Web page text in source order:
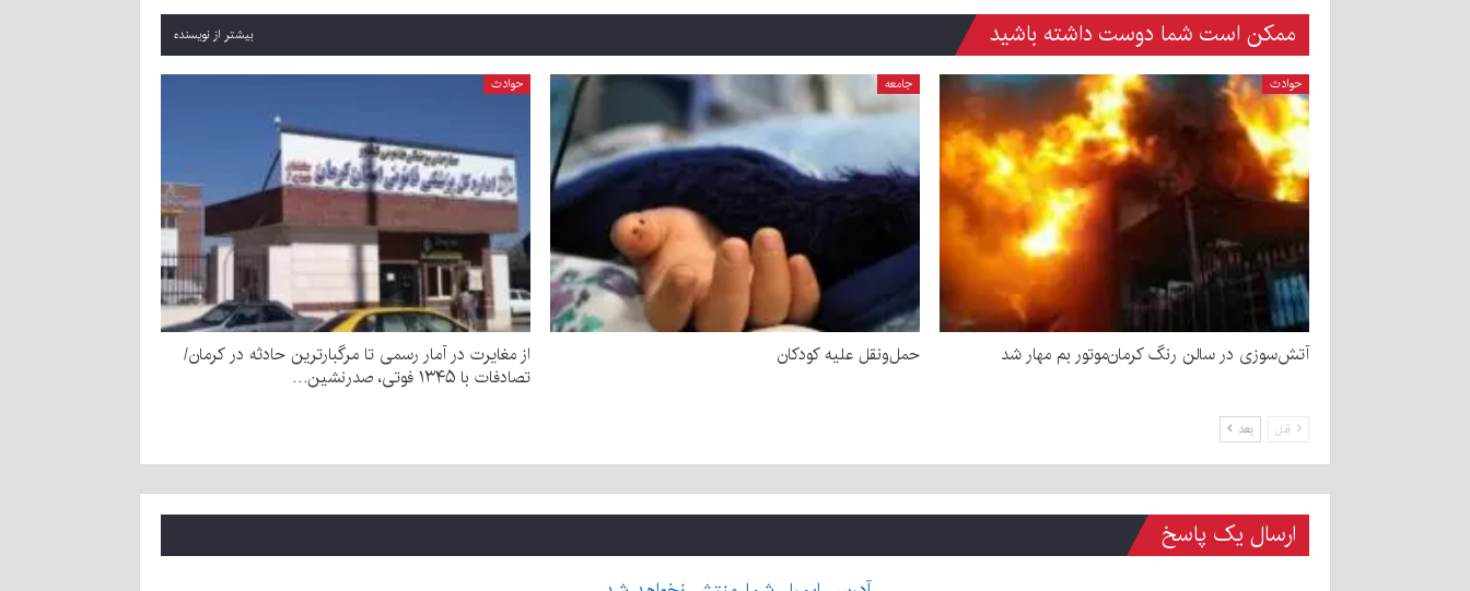
ممکن است شما دوست داشته باشید بیشتر از نویسنده
حوادث
آتش‌سوزی در سالن رنگ کرمان‌موتور بم مهار شد
جامعه
حمل‌ونقل علیه کودکان
حوادث
از مغایرت در آمار رسمی تا مرگبارترین حادثه در کرمان/
تصادفات با ۱۳۴۵ فوتی، صدرنشین…
قبل بعد
ارسال یک پاسخ